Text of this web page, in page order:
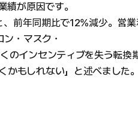
績が原因です。
前年同期比で12%減少。営
・マスク・
のインセンティブを失う転換
かもしれない」と述べました。